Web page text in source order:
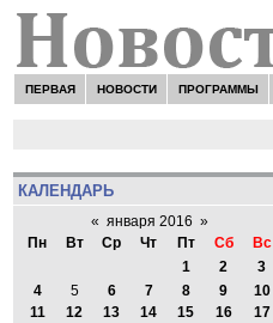
ПЕРВАЯ НОВОСТИ ПРОГРАММЫ
КАЛЕНДАРЬ
« января 2016 »
Пн
Вт Ср Чт Пт Сб
Вс
1
2
3
4
5 6 7 8 9
10
11
12 13 14 15 16
17